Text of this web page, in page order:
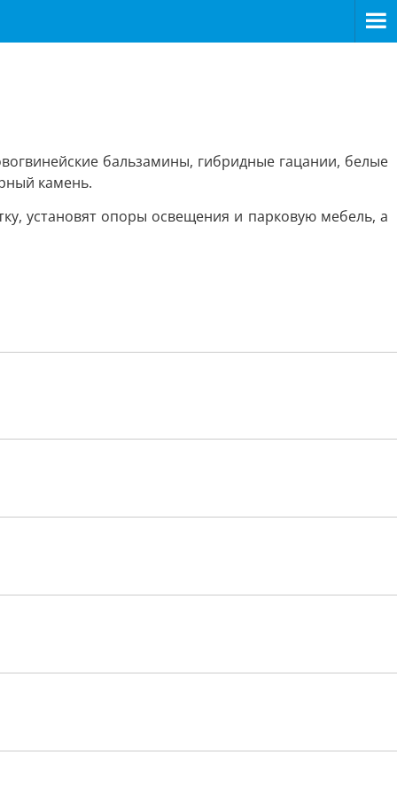
бальзамины, гибридные гацании, белые
камень.
установят опоры освещения и парковую мебель, а